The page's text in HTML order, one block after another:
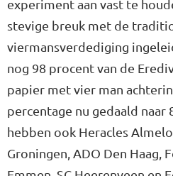
experiment aan vast te
stevige breuk met de
viermansverdediging
nog 98 procent van de
papier met vier man
percentage nu gedaald naar
hebben ook Heracles
Groningen, ADO Den Haag,